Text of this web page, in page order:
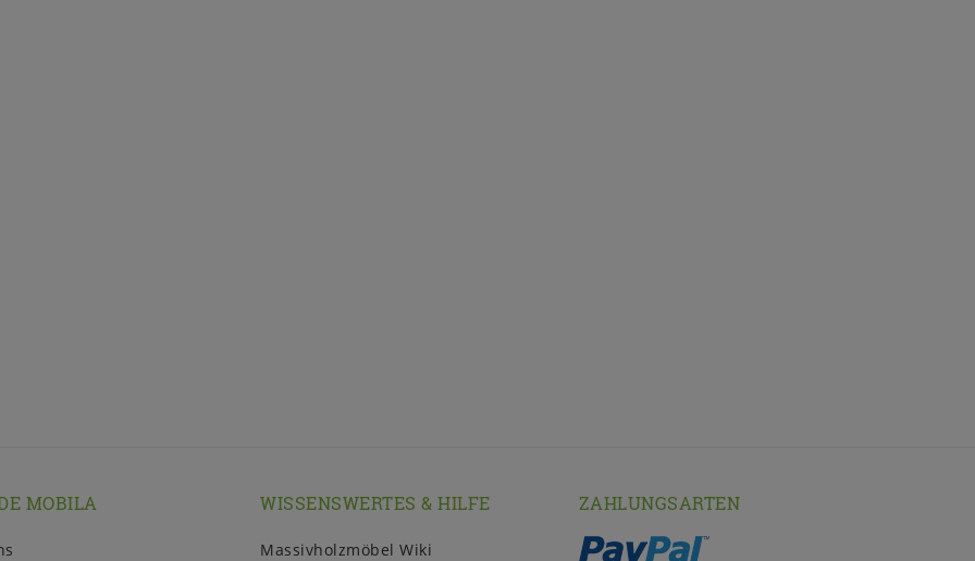
MOBILA WISSENSWERTES & HILFE
Massivholzmöbel Wiki
ZAHLUNGSARTEN